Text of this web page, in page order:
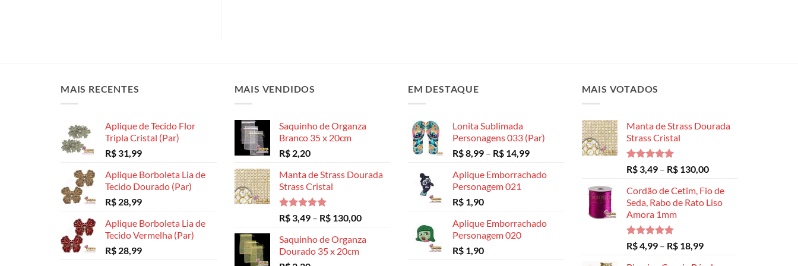
MAIS RECENTES
Aplique de Tecido Flor
Tripla Cristal (Par)
R$ 31,99
Aplique Borboleta Lia de
Tecido Dourado (Par)
R$ 28,99
Aplique Borboleta Lia de
Tecido Vermelha (Par)
R$ 28,99
MAIS VENDIDOS
Saquinho de Organza
Branco 35 x 20cm
R$2,20
Manta de Strass Dourada
Strass Cristal
Avaliação
5.00
de 5
R$3,49 – R$130,00Faixa
preço:
Saquinho de Organza
Dourado 35 x 20cm
EM DESTAQUE
Lonita Sublimada
Personagens 033 (Par)
R$8,99 – R$ 14,99Faixa
preço:
Aplique Emborrachado
Personagem 021
R$ 1,90
Aplique Emborrachado
Personagem 020
R$ 1,90
MAIS VOTADOS
Manta de Strass Dourada
Strass Cristal
Avaliação
5.00
de 5
R$3,49 – R$130,00Faixa
preço:
R$ 3,49
Cordão de Cetim, Fio de
Seda, Rabo de Rato Liso
Amora 1mm
Avaliação
5.00
de 5
R$4,99 – R$18,99Faixa